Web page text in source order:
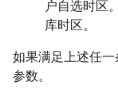
户自选时区
库时区。
如果满足上述任
参数。